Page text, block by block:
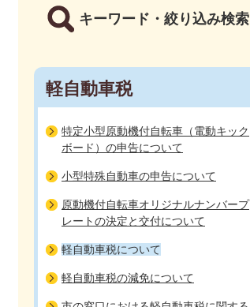
キーワード・絞り込み検索
軽自動車税
特定小型原動機付自転車（電動キック
ボード）の申告について
小型特殊自動車の申告について
原動機付自転車オリジナルナンバープ
レートの決定と交付について
軽自動車税について
軽自動車税の減免について